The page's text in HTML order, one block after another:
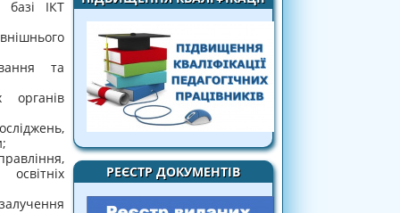
РЕЄСТР ДОКУМЕНТІВ
базі ІКТ
та
органів